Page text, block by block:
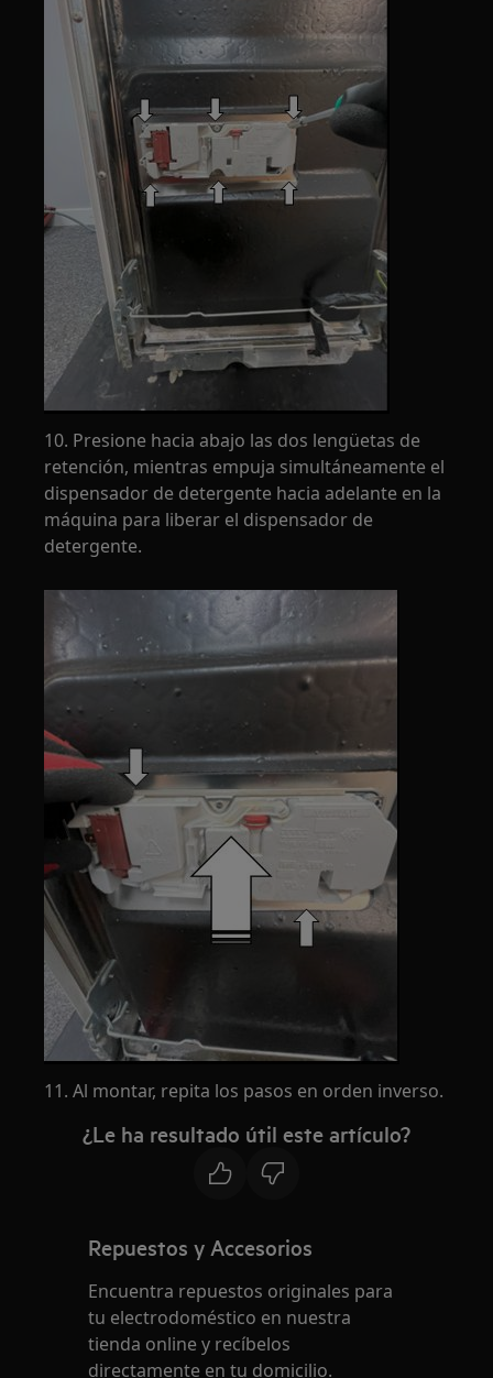
10. Presione hacia abajo las dos lengüetas de
retención, mientras empuja simultáneamente el
dispensador de detergente hacia adelante en la
máquina para liberar el dispensador de
detergente.
11. Al montar, repita los pasos en orden inverso.
¿Le ha resultado útil este artículo?
Repuestos y Accesorios
Encuentra repuestos originales para
tu electrodoméstico en nuestra
tienda online y recíbelos
directamente en tu domicilio.